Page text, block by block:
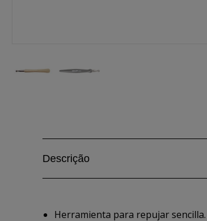
Descrição
Herramienta para repujar sencilla.